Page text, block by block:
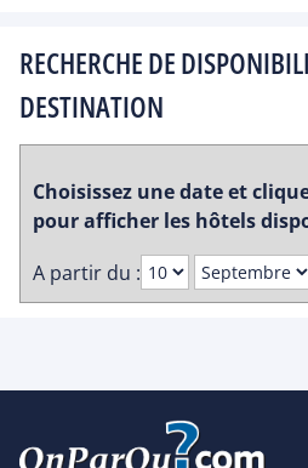
RECHERCHE DE
DESTINATION
Choisissez une date et
pour afficher les hôtels
A partir du :